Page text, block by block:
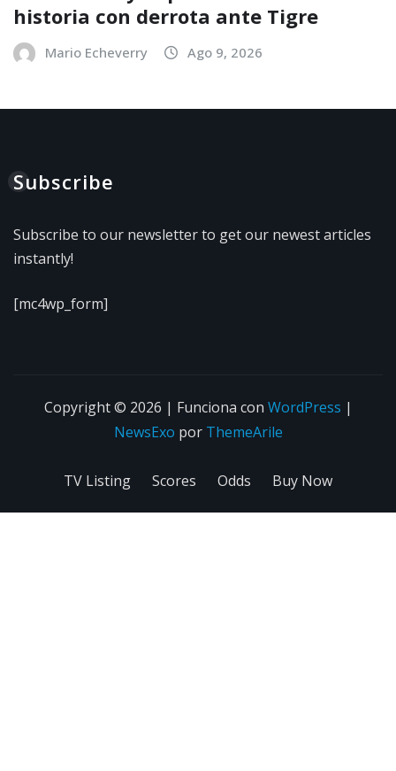
historia con derrota ante Tigre
Mario Echeverry Ago 9, 2026
Subscribe
Subscribe to our newsletter to get our newest articles
instantly!
[mc4wp_form]
Copyright © 2026 | Funciona con WordPress |
NewsExo por ThemeArile
TV Listing Scores Odds Buy Now